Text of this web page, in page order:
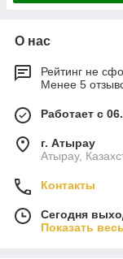
О нас
Рейтинг не
Менее 5
Работает с
г. Атырау
Атырау,
Контакты
Сегодня
Показать